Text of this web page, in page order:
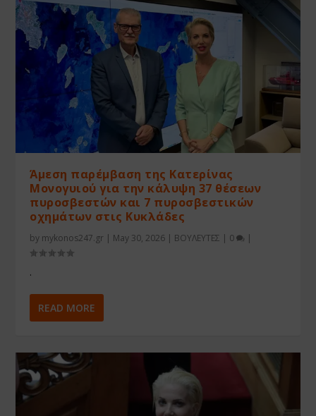
Άμεση παρέμβαση της Κατερίνας
Μονογυιού για την κάλυψη 37 θέσεων
πυροσβεστών και 7 πυροσβεστικών
οχημάτων στις Κυκλάδες
by mykonos247.gr | May 30, 2026 | ΒΟΥΛΕΥΤΕΣ | 0 |
.
READ MORE